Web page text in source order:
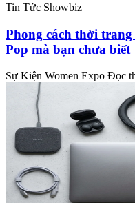
Tin Tức Showbiz
Phong cách thời trang
Pop mà bạn chưa biết
Sự Kiện Women Expo Đọc